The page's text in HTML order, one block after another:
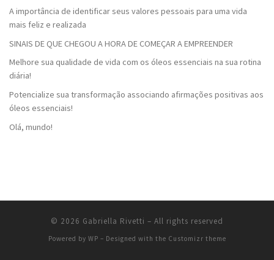
A importância de identificar seus valores pessoais para uma vida
mais feliz e realizada
SINAIS DE QUE CHEGOU A HORA DE COMEÇAR A EMPREENDER
Melhore sua qualidade de vida com os óleos essenciais na sua rotina
diária!
Potencialize sua transformação associando afirmações positivas aos
óleos essenciais!
Olá, mundo!
© 2026 Gabriella Rivetti – All rights reserved
Powered by WP – Designed with the Customizr theme